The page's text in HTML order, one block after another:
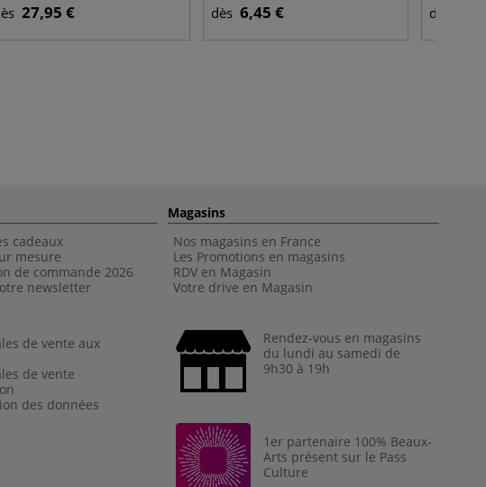
27,95 € dès 6,45 € dès
cadeaux
mesure
de commande 2026
newsletter
de vente aux
de vente
des données
Magasins
Nos magasins en France
Les Promotions en magasins
RDV en Magasin
Votre drive en Magasin
Rendez-vous en magasins
du lundi au samedi de
9h30 à 19h
1er partenaire 100% Beaux-
Arts présent sur le Pass
Culture